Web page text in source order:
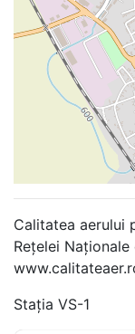
Calitatea aerului
Rețelei
Stația VS-1